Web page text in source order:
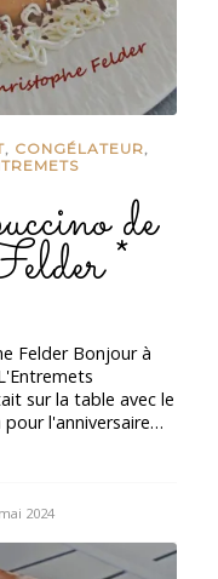
, CONGÉLATEUR,
de
*
Felder Bonjour à
sur la table avec le
pour l'anniversaire…
2024